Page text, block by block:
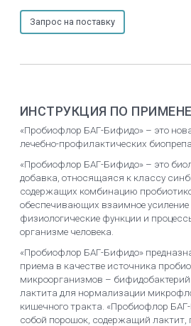
Запрос на поставку
ИНСТРУКЦИЯ ПО
«Пробиофлор БАГ-Бифидо» – это
лечебно-профилактических
«Пробиофлор БАГ-Бифидо» – это
добавка, относящаяся к классу
содержащих комбинацию
обеспечивающих взаимное усиление
физиологические функции и
организме человека.
«Пробиофлор БАГ-Бифидо»
приема в качестве источника
микроорганизмов –
лактита для нормализации
кишечного тракта. «Пробиофлор
собой порошок, содержащий лактит,